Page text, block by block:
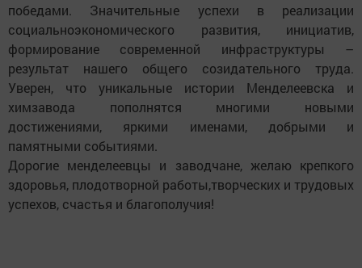
победами. Значительные успехи в реализации
социальноэкономического развития, инициатив,
формирование современной инфраструктуры –
результат нашего общего созидательного труда.
Уверен, что уникальные истории Менделеевска и
химзавода пополнятся многими новыми
достижениями, яркими именами, добрыми и
памятными событиями.
Дорогие менделеевцы и заводчане, желаю крепкого
здоровья, плодотворной работы,творческих и трудовых
успехов, счастья и благополучия!